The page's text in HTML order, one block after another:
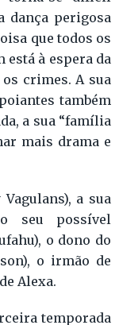
dança perigosa
que todos os
está à espera da
crimes. A sua
também
a sua “família
mais drama e
a sua
seu possível
o dono do
o irmão de
Alexa.
temporada